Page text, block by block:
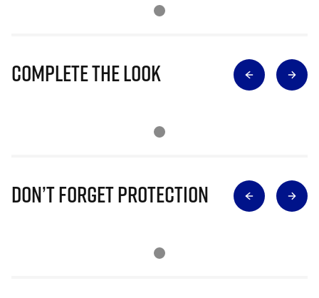
Complete The Look
Don’t Forget Protection